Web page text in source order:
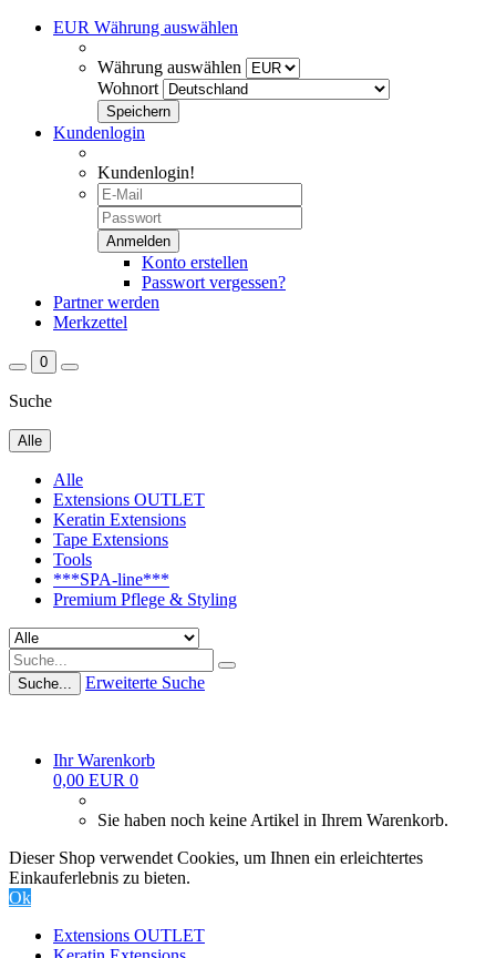
EUR Währung auswählen
Währung auswählen
Wohnort
Kundenlogin
Kundenlogin!
Konto erstellen
Passwort vergessen?
Partner werden
Merkzettel
0
Suche
Alle
Alle
Extensions OUTLET
Keratin Extensions
Tape Extensions
Tools
***SPA-line***
Premium Pflege & Styling
Suche... Erweiterte Suche
Ihr Warenkorb
0,00 EUR 0
Sie haben noch keine Artikel in Ihrem Warenkorb.
Dieser Shop verwendet Cookies, um Ihnen ein erleichtertes
Einkauferlebnis zu bieten.
Ok
Extensions OUTLET